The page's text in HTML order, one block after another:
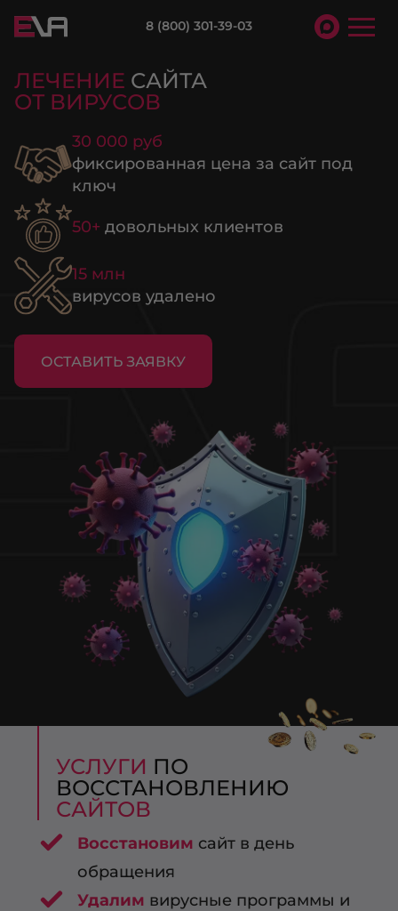
8 (800) 301-39-03
ЛЕЧЕНИЕ САЙТА
ОТ ВИРУСОВ
30 000 руб
фиксированная цена за сайт под
ключ
50+ довольных клиентов
15 млн
вирусов удалено
ОСТАВИТЬ ЗАЯВКУ
УСЛУГИ ПО
ВОССТАНОВЛЕНИЮ
САЙТОВ
Восстановим сайт в день
обращения
Удалим вирусные программы и